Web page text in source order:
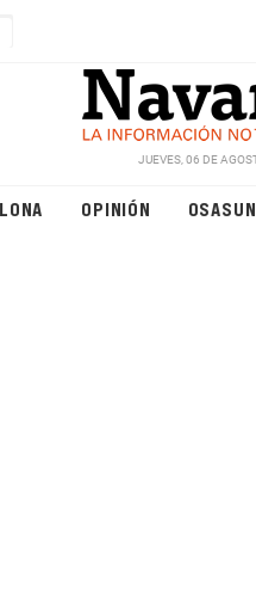
JUEVES, 06 DE
OPINIÓN